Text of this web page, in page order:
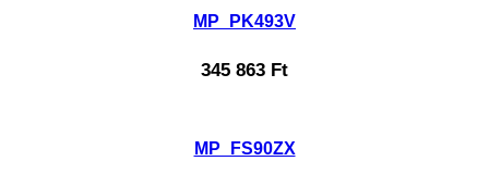
MP_PK493V
345 863 Ft
MP_FS90ZX